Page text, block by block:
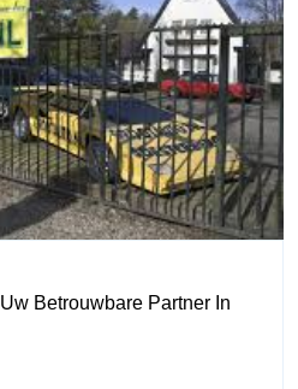
Betrouwbare Partner In